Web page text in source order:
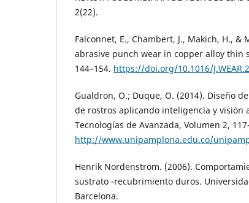
2(22).
Falconnet, E., Chambert, J., Makich, H.,
abrasive punch wear in copper alloy thin
144–154. https://doi.org/10.1016/
Gualdron, O.; Duque, O. (2014). Diseño
de rostros aplicando inteligencia y visión
Tecnologías de Avanzada, Volumen 2,
http://www.unipamplona.edu.co/
Henrik Nordenström. (2006).
sustrato -recubrimiento duros.
Barcelona.